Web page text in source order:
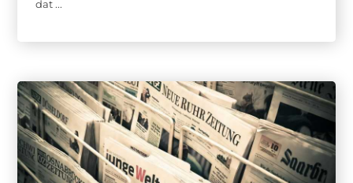
dat ...